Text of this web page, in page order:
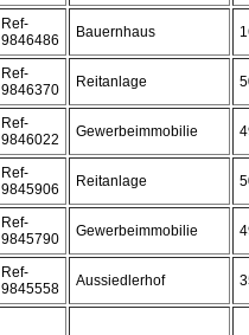
Ref-
9846486
Bauernhaus
Ref-
9846370
Reitanlage
Ref-
9846022
Gewerbeimmobilie
Ref-
9845906
Reitanlage
Ref-
9845790
Gewerbeimmobilie
Ref-
9845558
Aussiedlerhof